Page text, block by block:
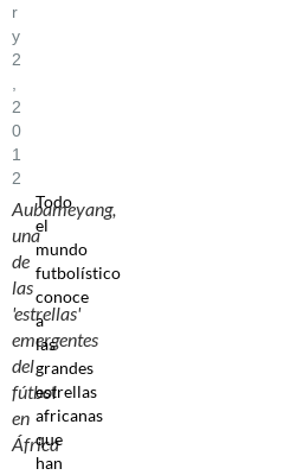
R
Y
2
2
0
1
2
Aubameyang,
una
de
las
'estrellas'
emergentes
del
fútbol
en
África
Todo
el
mundo
futbolístico
conoce
a
las
grandes
estrellas
africanas
que
han